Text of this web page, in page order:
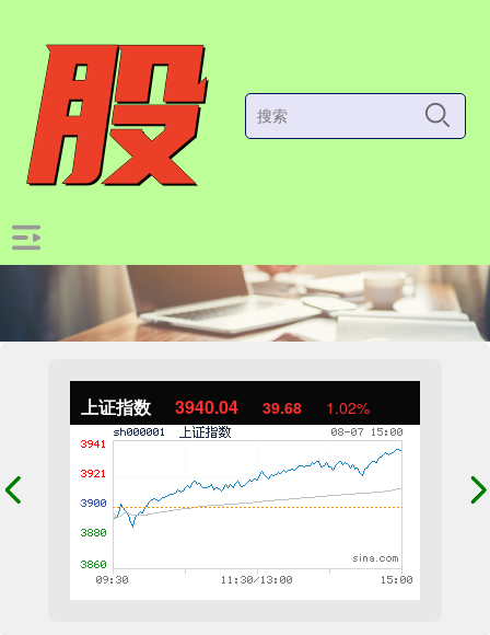
上证指数 3940.04 39.68 1.02%